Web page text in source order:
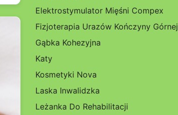
Elektrostymulator Mięśni Compex
Fizjoterapia Urazów Kończyny Górnej
Gąbka Kohezyjna
Katy
Kosmetyki Nova
Laska Inwalidzka
Leżanka Do Rehabilitacji